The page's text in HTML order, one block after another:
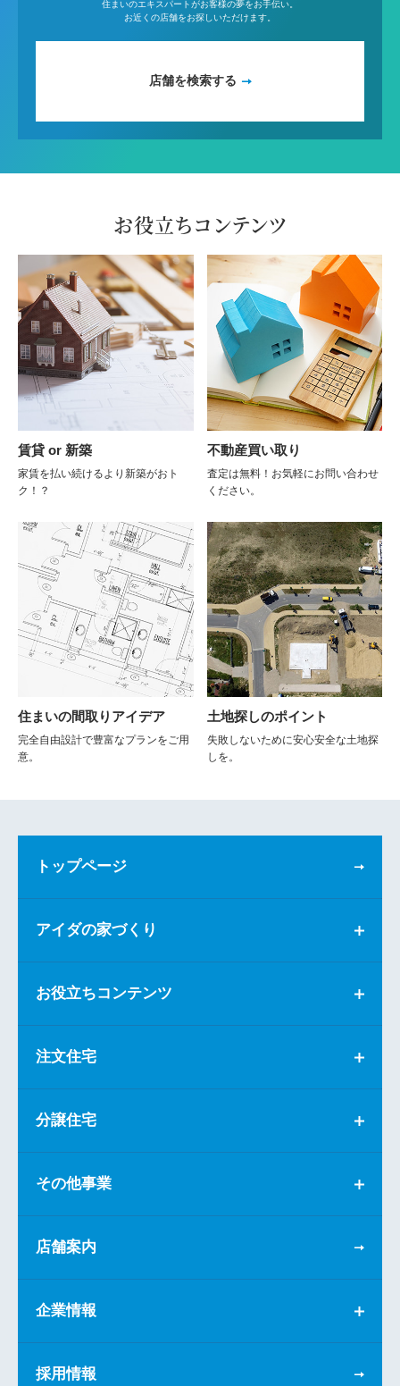
住まいのエキスパートがお客様の夢をお手伝い。
お近くの店舗をお探しいただけます。
店舗を検索する
お役立ちコンテンツ
賃貸 or 新築
家賃を払い続けるより新築がおト
ク！？
不動産買い取り
査定は無料！お気軽にお問い合わせ
ください。
住まいの間取りアイデア
完全自由設計で豊富なプランをご用
意。
土地探しのポイント
失敗しないために安心安全な土地探
しを。
トップページ
アイダの家づくり
お役立ちコンテンツ
注文住宅
分譲住宅
その他事業
店舗案内
企業情報
採用情報